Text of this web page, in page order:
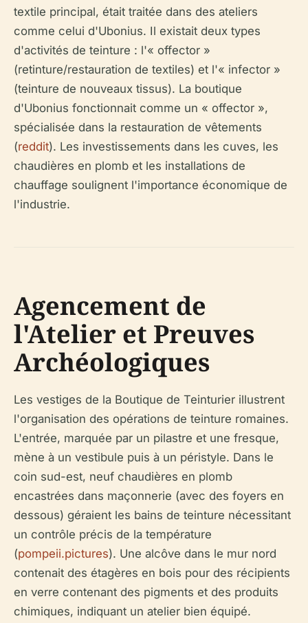
textile principal, était traitée dans des ateliers
comme celui d'Ubonius. Il existait deux types
d'activités de teinture : l'« offector »
(retinture/restauration de textiles) et l'« infector »
(teinture de nouveaux tissus). La boutique
d'Ubonius fonctionnait comme un « offector »,
spécialisée dans la restauration de vêtements
(reddit). Les investissements dans les cuves, les
chaudières en plomb et les installations de
chauffage soulignent l'importance économique de
l'industrie.
Agencement de
l'Atelier et Preuves
Archéologiques
Les vestiges de la Boutique de Teinturier illustrent
l'organisation des opérations de teinture romaines.
L'entrée, marquée par un pilastre et une fresque,
mène à un vestibule puis à un péristyle. Dans le
coin sud-est, neuf chaudières en plomb
encastrées dans maçonnerie (avec des foyers en
dessous) géraient les bains de teinture nécessitant
un contrôle précis de la température
(pompeii.pictures). Une alcôve dans le mur nord
contenait des étagères en bois pour des récipients
en verre contenant des pigments et des produits
chimiques, indiquant un atelier bien équipé.